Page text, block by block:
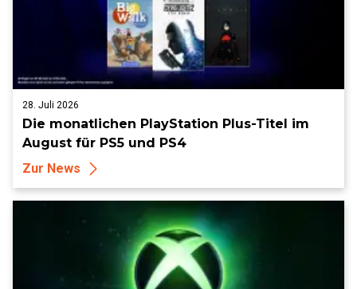
28. Juli 2026
Die monatlichen PlayStation Plus-Titel im
August für PS5 und PS4
Zur News